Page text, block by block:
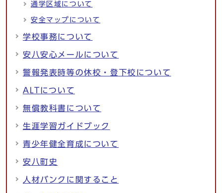
通学区域について
安全マップについて
学校事務について
安八安心メールについて
警報発表時等の休校・登下校について
ALTについて
無償教科書について
生涯学習ガイドブック
青少年健全育成について
安八町史
人材バンクに関すること